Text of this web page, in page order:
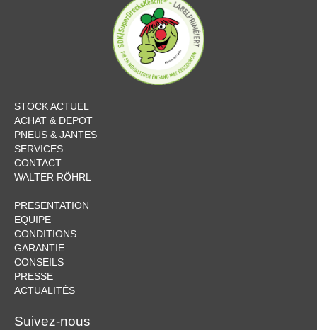
STOCK ACTUEL
ACHAT & DEPOT
PNEUS & JANTES
SERVICES
CONTACT
WALTER RÖHRL
PRESENTATION
EQUIPE
CONDITIONS
GARANTIE
CONSEILS
PRESSE
ACTUALITÉS
Suivez-nous